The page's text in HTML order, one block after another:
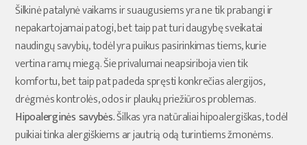
Šilkinė patalynė vaikams ir suaugusiems yra ne tik prabangi ir
nepakartojamai patogi, bet taip pat turi daugybę sveikatai
naudingų savybių, todėl yra puikus pasirinkimas tiems, kurie
vertina ramų miegą. Šie privalumai neapsiriboja vien tik
komfortu, bet taip pat padeda spręsti konkrečias alergijos,
drėgmės kontrolės, odos ir plaukų priežiūros problemas.
Hipoalerginės savybės.Šilkas yra natūraliai hipoalergiškas, todėl
puikiai tinka alergiškiems ar jautrią odą turintiems žmonėms.